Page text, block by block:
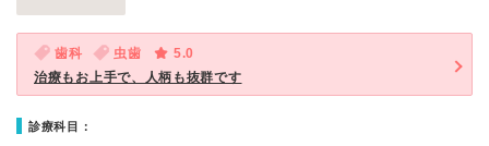
歯科 虫歯
5.0
治療もお上手で、人柄も抜群です
診療科目：